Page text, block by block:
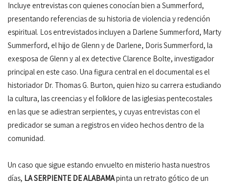
Incluye entrevistas con quienes conocían bien a Summerford,
presentando referencias de su historia de violencia y redención
espiritual. Los entrevistados incluyen a Darlene Summerford, Marty
Summerford, el hijo de Glenn y de Darlene, Doris Summerford, la
exesposa de Glenn y al ex detective Clarence Bolte, investigador
principal en este caso. Una figura central en el documental es el
historiador Dr. Thomas G. Burton, quien hizo su carrera estudiando
la cultura, las creencias y el folklore de las iglesias pentecostales
en las que se adiestran serpientes, y cuyas entrevistas con el
predicador se suman a registros en video hechos dentro de la
comunidad.
Un caso que sigue estando envuelto en misterio hasta nuestros
días, LA SERPIENTE DE ALABAMApinta un retrato gótico de un